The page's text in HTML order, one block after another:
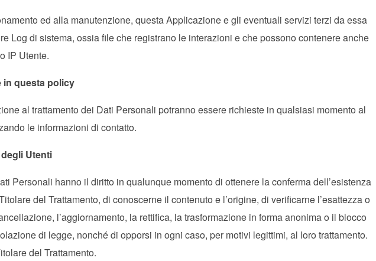
ed alla manutenzione, questa Applicazione e gli eventuali servizi terzi da essa
Log di sistema, ossia file che registrano le interazioni e che possono contenere anche
IP Utente.
in questa policy
al trattamento dei Dati Personali potranno essere richieste in qualsiasi momento al
le informazioni di contatto.
Utenti
Personali hanno il diritto in qualunque momento di ottenere la conferma dell’esistenza
del Trattamento, di conoscerne il contenuto e l’origine, di verificarne l’esattezza o
l’aggiornamento, la rettifica, la trasformazione in forma anonima o il blocco
di legge, nonché di opporsi in ogni caso, per motivi legittimi, al loro trattamento.
del Trattamento.